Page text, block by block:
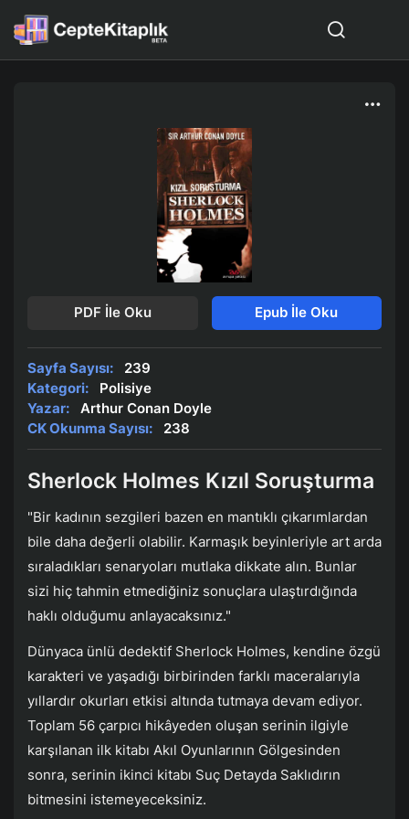
PDF İle Oku Epub İle Oku
Sayfa Sayısı:
239
Kategori:
Polisiye
Yazar:
Arthur Conan Doyle
CK Okunma Sayısı:
238
Sherlock Holmes Kızıl Soruşturma
"Bir kadının sezgileri bazen en mantıklı çıkarımlardan
bile daha değerli olabilir. Karmaşık beyinleriyle art arda
sıraladıkları senaryoları mutlaka dikkate alın. Bunlar
sizi hiç tahmin etmediğiniz sonuçlara ulaştırdığında
haklı olduğumu anlayacaksınız."
Dünyaca ünlü dedektif Sherlock Holmes, kendine özgü
karakteri ve yaşadığı birbirinden farklı maceralarıyla
yıllardır okurları etkisi altında tutmaya devam ediyor.
Toplam 56 çarpıcı hikâyeden oluşan serinin ilgiyle
karşılanan ilk kitabı Akıl Oyunlarının Gölgesinden
sonra, serinin ikinci kitabı Suç Detayda Saklıdırın
bitmesini istemeyeceksiniz.